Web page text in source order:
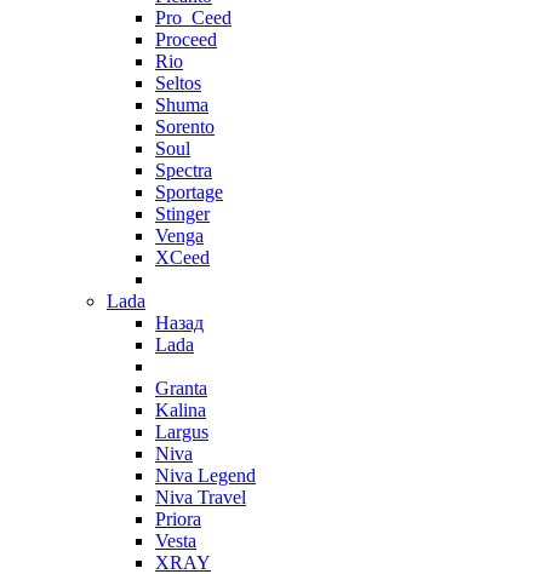
Pro_Ceed
Proceed
Rio
Seltos
Shuma
Sorento
Soul
Spectra
Sportage
Stinger
Venga
XCeed
Lada
Назад
Lada
Granta
Kalina
Largus
Niva
Niva Legend
Niva Travel
Priora
Vesta
XRAY